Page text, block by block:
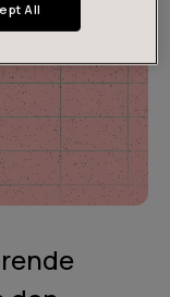
All